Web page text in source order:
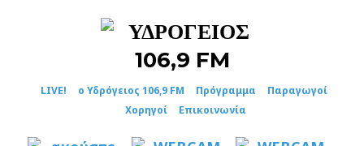
LIVE! ο Υδρόγειος 106,9 FM Πρόγραμμα
Παραγωγοί
Χορηγοί
Επικοινωνία